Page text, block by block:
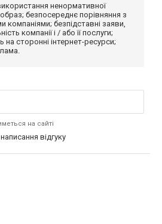
ненормативної
безпосереднє порівняння з
безпідставні заяви,
компанії і / або її послуги;
сторонні інтернет-ресурси;
на сайті
відгуку